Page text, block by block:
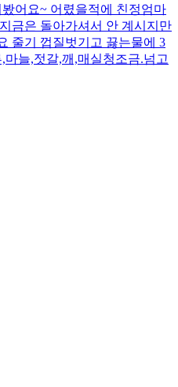
어요~ 어렸을적에 친정엄마
금은 돌아가셔서 안 계시지만
줄기 껍질벗기고 끓는물에 3
늘,젓갈,깨,매실청조금.넘고